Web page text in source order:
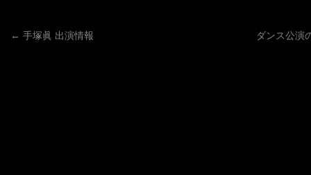
← 手塚眞 出演情報 ダンス公演